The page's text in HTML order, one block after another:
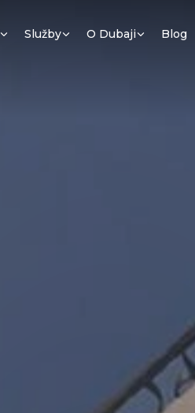
Služby O Dubaji Blog